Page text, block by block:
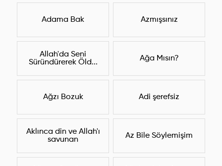
Adama Bak Azmışsınız
Allah'da Seni
Süründürerek Öld...
Ağa Mısın?
Ağzı Bozuk Adi şerefsiz
Aklınca din ve Allah'ı
savunan
Az Bile Söylemişim